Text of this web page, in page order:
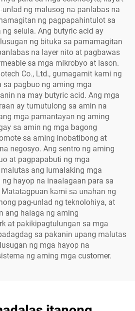
ng malusog na panlabas na
ng pagpapahintulot sa
selula. Ang butyric acid ay
ng bituka sa pamamagitan
na layer nito at pagbawas
sa mga mikrobyo at lason.
Co., Ltd., gumagamit kami ng
sa pagbuo ng aming mga
na may butyric acid. Ang mga
ay tumutulong sa amin na
mga pamantayan ng aming
sa amin ng mga bagong
sa aming inobatibong at
negosyo. Ang sentro ng aming
at pagpapabuti ng mga
ang lumalaking mga
hayop na inaalagaan para sa
kami sa unahan ng
pag-unlad ng teknolohiya, at
ang halaga ng aming
at pakikipagtulungan sa mga
sa pakanin upang malutas
ng mga hayop na
ng aming mga customer.